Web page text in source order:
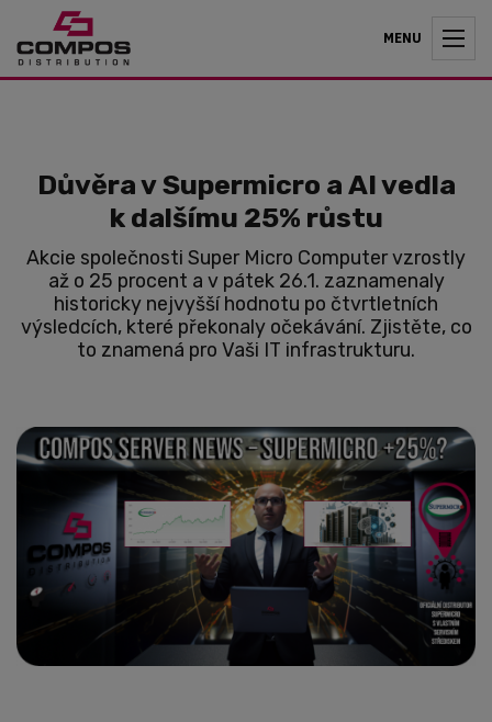
MENU
Důvěra v Supermicro a AI vedla
k dalšímu 25% růstu
Akcie společnosti Super Micro Computer vzrostly
až o 25 procent a v pátek 26.1. zaznamenaly
historicky nejvyšší hodnotu po čtvrtletních
výsledcích, které překonaly očekávání. Zjistěte, co
to znamená pro Vaši IT infrastrukturu.